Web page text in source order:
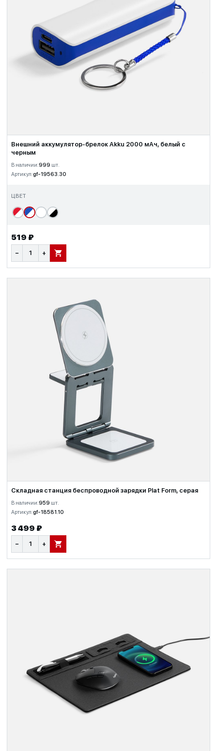
Внешний аккумулятор-брелок Akku 2000 мАч, белый с
черным
В наличии:999 шт.
Артикул:gf-19563.30
ЦВЕТ
519 ₽
− + В КОРЗИНУ
Складная станция беспроводной зарядки Plat Form, серая
В наличии:959 шт.
Артикул:gf-18581.10
3 499 ₽
− + В КОРЗИНУ